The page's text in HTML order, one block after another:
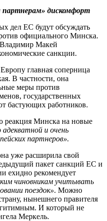
партнерам» дискомфорт
дел ЕС будут обсуждать
официального Минска.
Владимир Макей
санкции.
главная соперница
В частности, она
меры против
государственных
бастующих работников.
реакция Минска на новые
и очень
партнеров».
уже расширила свой
пакет санкций ЕС и
ехидно рекомендует
чиновникам учитывать
поездок». Можно
нынешнего правителя
И который не
Меркель.